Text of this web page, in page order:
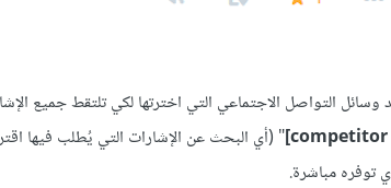
التواصل الاجتماعي التي اخترتها لكي تلتقط جميع
" (أي البحث عن الإشارات التي يُطلب فيها
توفره مباشرة.